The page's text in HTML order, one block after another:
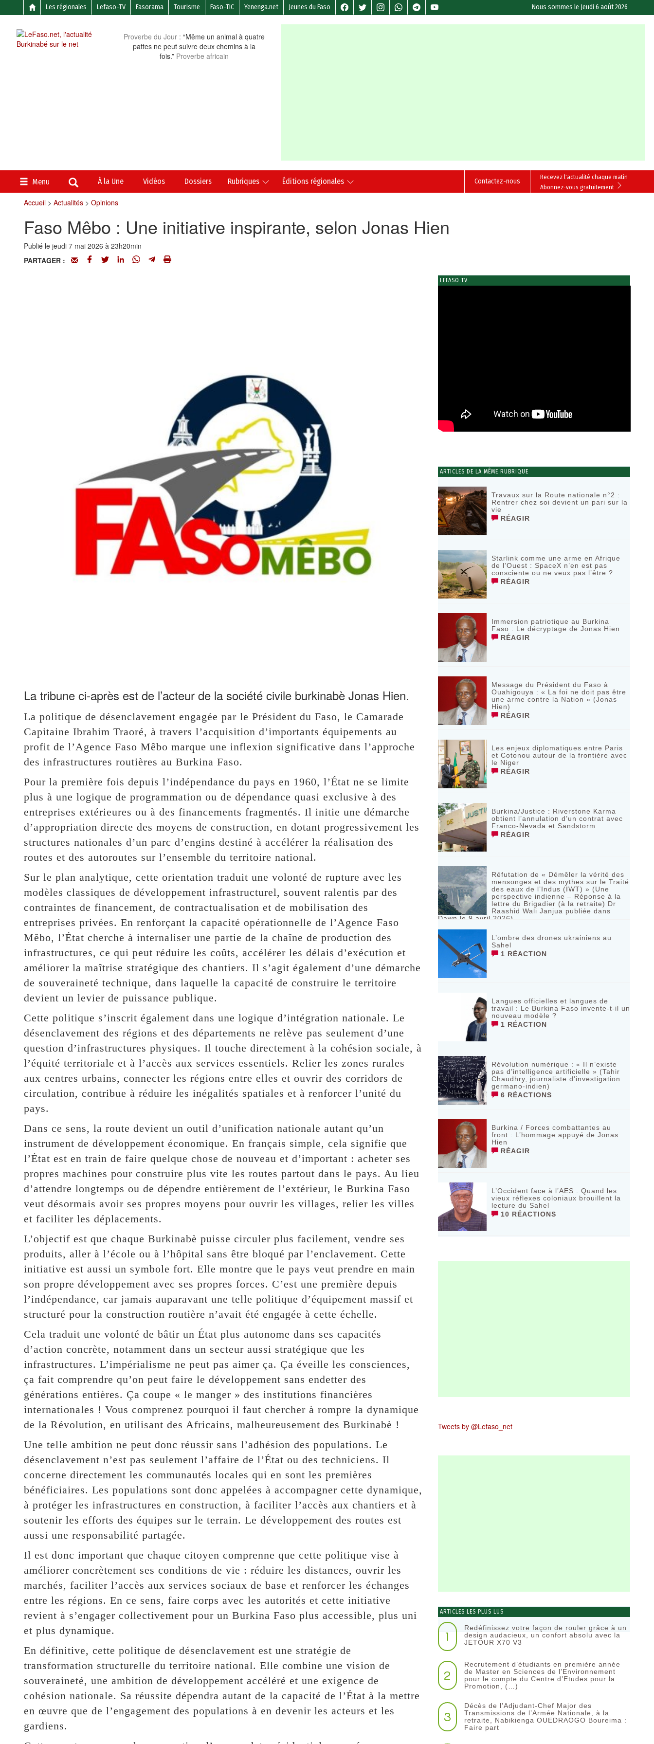
Les régionales Lefaso-TV Fasorama Tourisme Faso-TIC Yenenga.net Jeunes du Faso Nous sommes le Jeudi 6 août 2026
Proverbe du Jour : “Même un animal à quatre
pattes ne peut suivre deux chemins à la
fois.” Proverbe africain
Menu À la Une Vidéos Dossiers Rubriques Éditions régionales
Recevez l'actualité chaque matin
Abonnez-vous gratuitement
Contactez-nous
Accueil> Actualités> Opinions
Faso Mêbo : Une initiative inspirante, selon Jonas Hien
Publié le jeudi 7 mai 2026 à 23h20min
PARTAGER :
La tribune ci-après est de l’acteur de la société civile burkinabè Jonas Hien.
La politique de désenclavement engagée par le Président du Faso, le Camarade
Capitaine Ibrahim Traoré, à travers l’acquisition d’importants équipements au
profit de l’Agence Faso Mêbo marque une inflexion significative dans l’approche
des infrastructures routières au Burkina Faso.
Pour la première fois depuis l’indépendance du pays en 1960, l’État ne se limite
plus à une logique de programmation ou de dépendance quasi exclusive à des
entreprises extérieures ou à des financements fragmentés. Il initie une démarche
d’appropriation directe des moyens de construction, en dotant progressivement les
structures nationales d’un parc d’engins destiné à accélérer la réalisation des
routes et des autoroutes sur l’ensemble du territoire national.
Sur le plan analytique, cette orientation traduit une volonté de rupture avec les
modèles classiques de développement infrastructurel, souvent ralentis par des
contraintes de financement, de contractualisation et de mobilisation des
entreprises privées. En renforçant la capacité opérationnelle de l’Agence Faso
Mêbo, l’État cherche à internaliser une partie de la chaîne de production des
infrastructures, ce qui peut réduire les coûts, accélérer les délais d’exécution et
améliorer la maîtrise stratégique des chantiers. Il s’agit également d’une démarche
de souveraineté technique, dans laquelle la capacité de construire le territoire
devient un levier de puissance publique.
Cette politique s’inscrit également dans une logique d’intégration nationale. Le
désenclavement des régions et des départements ne relève pas seulement d’une
question d’infrastructures physiques. Il touche directement à la cohésion sociale, à
l’équité territoriale et à l’accès aux services essentiels. Relier les zones rurales
aux centres urbains, connecter les régions entre elles et ouvrir des corridors de
circulation, contribue à réduire les inégalités spatiales et à renforcer l’unité du
pays.
Dans ce sens, la route devient un outil d’unification nationale autant qu’un
instrument de développement économique. En français simple, cela signifie que
l’État est en train de faire quelque chose de nouveau et d’important : acheter ses
propres machines pour construire plus vite les routes partout dans le pays. Au lieu
d’attendre longtemps ou de dépendre entièrement de l’extérieur, le Burkina Faso
veut désormais avoir ses propres moyens pour ouvrir les villages, relier les villes
et faciliter les déplacements.
L’objectif est que chaque Burkinabè puisse circuler plus facilement, vendre ses
produits, aller à l’école ou à l’hôpital sans être bloqué par l’enclavement. Cette
initiative est aussi un symbole fort. Elle montre que le pays veut prendre en main
son propre développement avec ses propres forces. C’est une première depuis
l’indépendance, car jamais auparavant une telle politique d’équipement massif et
structuré pour la construction routière n’avait été engagée à cette échelle.
Cela traduit une volonté de bâtir un État plus autonome dans ses capacités
d’action concrète, notamment dans un secteur aussi stratégique que les
infrastructures. L’impérialisme ne peut pas aimer ça. Ça éveille les consciences,
ça fait comprendre qu’on peut faire le développement sans endetter des
générations entières. Ça coupe « le manger » des institutions financières
internationales ! Vous comprenez pourquoi il faut chercher à rompre la dynamique
de la Révolution, en utilisant des Africains, malheureusement des Burkinabè !
Une telle ambition ne peut donc réussir sans l’adhésion des populations. Le
désenclavement n’est pas seulement l’affaire de l’État ou des techniciens. Il
concerne directement les communautés locales qui en sont les premières
bénéficiaires. Les populations sont donc appelées à accompagner cette dynamique,
à protéger les infrastructures en construction, à faciliter l’accès aux chantiers et à
soutenir les efforts des équipes sur le terrain. Le développement des routes est
aussi une responsabilité partagée.
Il est donc important que chaque citoyen comprenne que cette politique vise à
améliorer concrètement ses conditions de vie : réduire les distances, ouvrir les
marchés, faciliter l’accès aux services sociaux de base et renforcer les échanges
entre les régions. En ce sens, faire corps avec les autorités et cette initiative
revient à s’engager collectivement pour un Burkina Faso plus accessible, plus uni
et plus dynamique.
En définitive, cette politique de désenclavement est une stratégie de
transformation structurelle du territoire national. Elle combine une vision de
souveraineté, une ambition de développement accéléré et une exigence de
cohésion nationale. Sa réussite dépendra autant de la capacité de l’État à la mettre
en œuvre que de l’engagement des populations à en devenir les acteurs et les
gardiens.
LEFASO TV
ARTICLES DE LA MÊME RUBRIQUE
Travaux sur la Route nationale n°2 :
Rentrer chez soi devient un pari sur la
vie
RÉAGIR
Starlink comme une arme en Afrique
de l’Ouest : SpaceX n’en est pas
consciente ou ne veux pas l’être ?
RÉAGIR
Immersion patriotique au Burkina
Faso : Le décryptage de Jonas Hien
RÉAGIR
Message du Président du Faso à
Ouahigouya : « La foi ne doit pas être
une arme contre la Nation » (Jonas
Hien)
RÉAGIR
Les enjeux diplomatiques entre Paris
et Cotonou autour de la frontière avec
le Niger
RÉAGIR
Burkina/Justice : Riverstone Karma
obtient l’annulation d’un contrat avec
Franco-Nevada et Sandstorm
RÉAGIR
Réfutation de « Démêler la vérité des
mensonges et des mythes sur le Traité
des eaux de l’Indus (IWT) » (Une
perspective indienne – Réponse à la
lettre du Brigadier (à la retraite) Dr
Raashid Wali Janjua publiée dans
Dawn le 9 avril 2026)
L’ombre des drones ukrainiens au
Sahel
1 RÉACTION
Langues officielles et langues de
travail : Le Burkina Faso invente-t-il un
nouveau modèle ?
1 RÉACTION
Révolution numérique : « Il n’existe
pas d’intelligence artificielle » (Tahir
Chaudhry, journaliste d’investigation
germano-indien)
6 RÉACTIONS
Burkina / Forces combattantes au
front : L’hommage appuyé de Jonas
Hien
RÉAGIR
L’Occident face à l’AES : Quand les
vieux réflexes coloniaux brouillent la
lecture du Sahel
10 RÉACTIONS
Tweets by @Lefaso_net
ARTICLES LES PLUS LUS
1
Redéfinissez votre façon de rouler grâce à un
design audacieux, un confort absolu avec la
JETOUR X70 V3
2
Recrutement d’étudiants en première année
de Master en Sciences de l’Environnement
pour le compte du Centre d’Etudes pour la
Promotion, (…)
3
Décès de l’Adjudant-Chef Major des
Transmissions de l’Armée Nationale, à la
retraite, Nabikienga OUEDRAOGO Boureima :
Faire part